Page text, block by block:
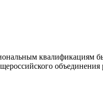
квалификациям